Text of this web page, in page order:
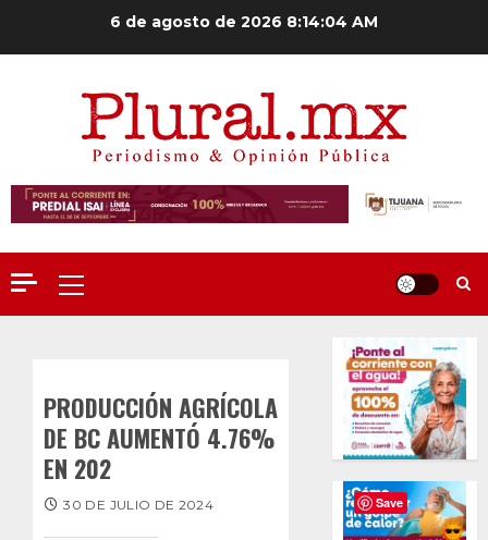
6 de agosto de 2026 8:14:05 AM
Menú
principal
PRODUCCIÓN AGRÍCOLA
DE BC AUMENTÓ 4.76%
EN 202
30 DE JULIO DE 2024 Save